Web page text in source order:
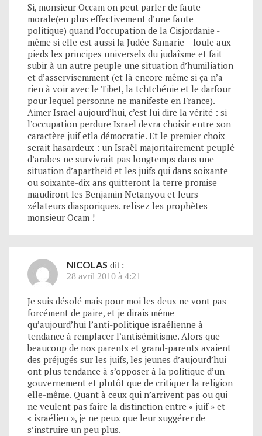
Si, monsieur Occam on peut parler de faute
morale(en plus effectivement d’une faute
politique) quand l’occupation de la Cisjordanie -
même si elle est aussi la Judée-Samarie – foule aux
pieds les principes universels du judaîsme et fait
subir à un autre peuple une situation d’humiliation
et d’asservisemment (et là encore même si ça n’a
rien à voir avec le Tibet, la tchtchénie et le darfour
pour lequel personne ne manifeste en France).
Aimer Israel aujourd’hui, c’est lui dire la vérité : si
l’occupation perdure Israel devra choisir entre son
caractère juif etla démocratie. Et le premier choix
serait hasardeux : un Israël majoritairement peuplé
d’arabes ne survivrait pas longtemps dans une
situation d’apartheid et les juifs qui dans soixante
ou soixante-dix ans quitteront la terre promise
maudiront les Benjamin Netanyou et leurs
zélateurs diasporiques. relisez les prophètes
monsieur Ocam !
NICOLAS dit :
28 avril 2010 à 4:21
Je suis désolé mais pour moi les deux ne vont pas
forcément de paire, et je dirais même
qu’aujourd’hui l’anti-politique israélienne à
tendance à remplacer l’antisémitisme. Alors que
beaucoup de nos parents et grand-parents avaient
des préjugés sur les juifs, les jeunes d’aujourd’hui
ont plus tendance à s’opposer à la politique d’un
gouvernement et plutôt que de critiquer la religion
elle-même. Quant à ceux qui n’arrivent pas ou qui
ne veulent pas faire la distinction entre « juif » et
« israélien », je ne peux que leur suggérer de
s’instruire un peu plus.